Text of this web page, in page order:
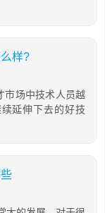
样?
市场中技术人员越
延伸下去的好技